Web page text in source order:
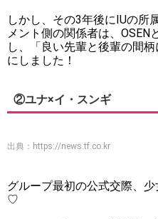
しかし、その3年後にIUの所
メント側の関係者は、OSEN
し、「良い先輩と後輩の間
にしました！
②ユナ×イ・スンギ
出典： https://news.tf.co.kr
グループ最初の公式交際、
♡